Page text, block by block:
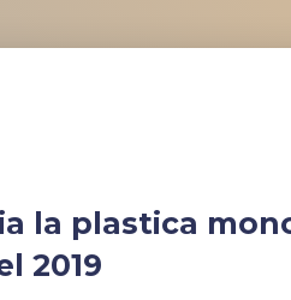
la plastica
2019